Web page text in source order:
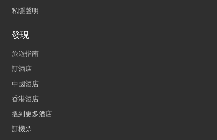
私隱聲明
發現
旅遊指南
訂酒店
中國酒店
香港酒店
搵到更多酒店
訂機票